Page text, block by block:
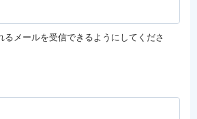
メールを受信できるようにしてくださ